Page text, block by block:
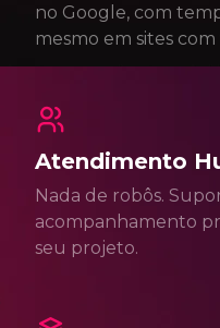
no Google, com
mesmo em sites
Atendimento
Nada de robôs.
acompanhamento
seu projeto.